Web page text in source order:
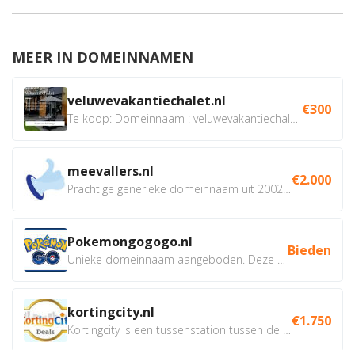
MEER IN DOMEINNAMEN
veluwevakantiechalet.nl €300
meevallers.nl €2.000
Pokemongogogo.nl Bieden
kortingcity.nl €1.750